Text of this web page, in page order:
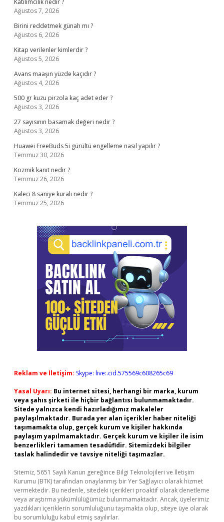
Katilimcilik nedir ?
Ağustos 7, 2026
Birini reddetmek günah mı ?
Ağustos 6, 2026
Kitap verilenler kimlerdir ?
Ağustos 5, 2026
Avans maaşın yüzde kaçıdır ?
Ağustos 4, 2026
500 gr kuzu pirzola kaç adet eder ?
Ağustos 3, 2026
27 sayısının basamak değeri nedir ?
Ağustos 3, 2026
Huawei FreeBuds 5i gürültü engelleme nasıl yapılır ?
Temmuz 30, 2026
Kozmik kanıt nedir ?
Temmuz 26, 2026
Kaleci 8 saniye kuralı nedir ?
Temmuz 25, 2026
Reklam ve İletişim: Skype: live:.cid.575569c608265c69
Yasal Uyarı: Bu internet sitesi, herhangi bir marka, kurum
veya şahıs şirketi ile hiçbir bağlantısı bulunmamaktadır.
Sitede yalnızca kendi hazırladığımız makaleler
paylaşılmaktadır. Burada yer alan içerikler haber niteliği
taşımamakta olup, gerçek kurum ve kişiler hakkında
paylaşım yapılmamaktadır. Gerçek kurum ve kişiler ile isim
benzerlikleri tamamen tesadüfidir. Sitemizdeki bilgiler
taslak halindedir ve tavsiye niteliği taşımazlar.
Sitemiz, 5651 Sayılı Kanun gereğince Bilgi Teknolojileri ve İletişim
Kurumu (BTK) tarafından onaylanmış bir Yer Sağlayıcı olarak hizmet
vermektedir. Bu nedenle, sitedeki içerikleri proaktif olarak denetleme
veya araştırma yükümlülüğümüz bulunmamaktadır. Ancak, üyelerimiz
yazdıkları içeriklerin sorumluluğunu taşımakta olup, siteye üye olarak
bu sorumluluğu kabul etmiş sayılırlar.